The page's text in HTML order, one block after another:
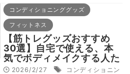
コンディショニンググッズ
フィットネス
【筋トレグッズおすすめ
30選】自宅で使える、本
気でボディメイクする人た
ちが愛用アイテムも
2026/2/27
コンディショニン